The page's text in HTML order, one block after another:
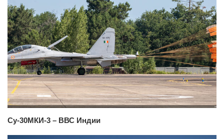
Су-30МКИ-3 – ВВС Индии